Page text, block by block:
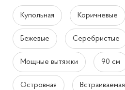
Купольная Коричневые
Бежевые Серебристые
Мощные вытяжки 90 см
Островная Встраиваемая